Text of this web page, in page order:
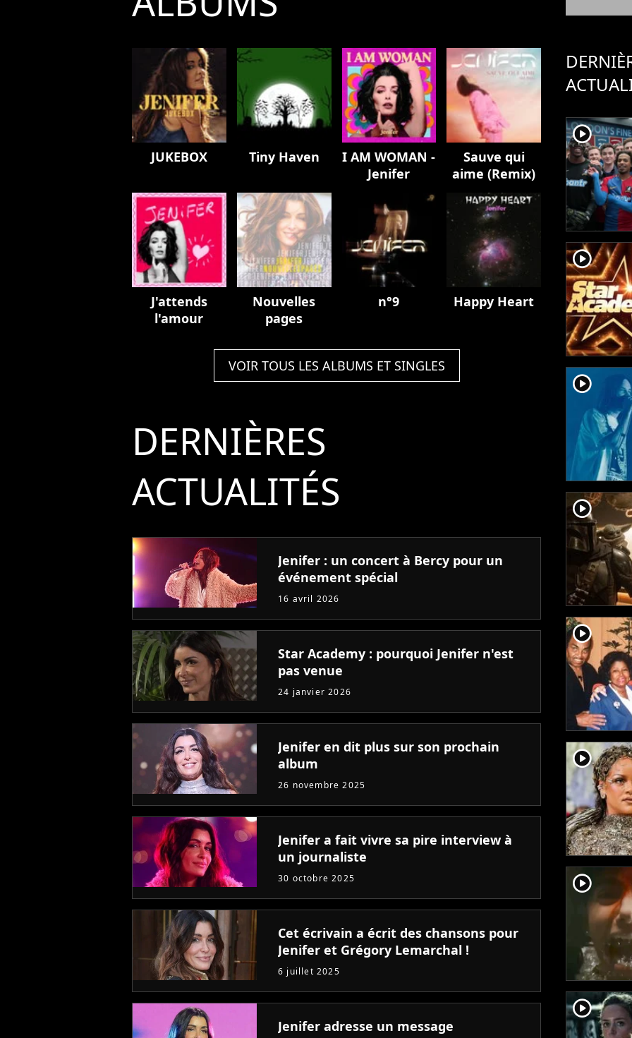
JUKEBOX Tiny Haven
I AM WOMAN -
Jenifer
Sauve qui
aime (Remix)
J'attends
l'amour
Nouvelles
pages
n°9 Happy Heart
VOIR TOUS LES ALBUMS ET SINGLES
DERNIÈRES
ACTUALITÉS
Jenifer : un concert à Bercy pour un
événement spécial
16 avril 2026
Star Academy : pourquoi Jenifer n'est
pas venue
24 janvier 2026
Jenifer en dit plus sur son prochain
album
26 novembre 2025
Jenifer a fait vivre sa pire interview à
un journaliste
30 octobre 2025
Cet écrivain a écrit des chansons pour
Jenifer et Grégory Lemarchal !
6 juillet 2025
Jenifer adresse un message
player2
player2
player2
player2
player2
player2
player2
player2